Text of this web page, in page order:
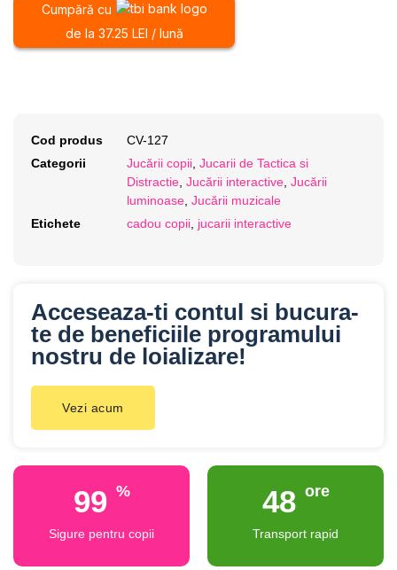
Cumpără cu
de la 37.25 LEI / lună
Cod produs
CV-127
Categorii
Jucării copii Jucarii de Tactica si
Distractie Jucării interactive Jucării
luminoase Jucării muzicale
Etichete
cadou copii jucarii interactive
Acceseaza-ti contul si bucura-
te de beneficiile programului
nostru de loializare!
Vezi acum
100 %
Sigure pentru copii
48 ore
Transport rapid